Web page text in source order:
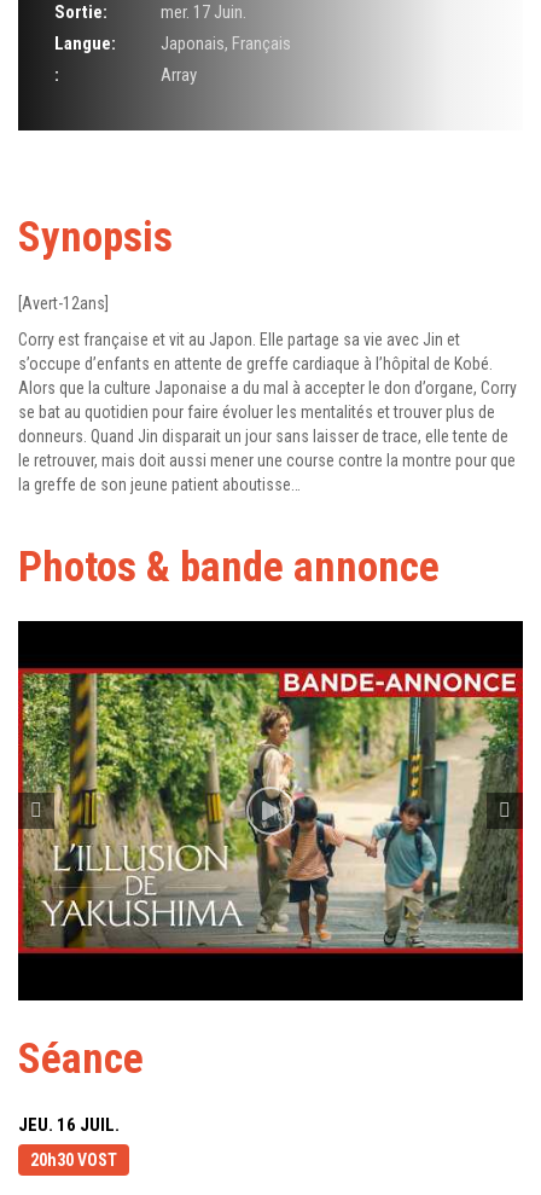
Sortie:
mer. 17 Juin.
Langue:
Japonais, Français
:
Array
Synopsis
[Avert-12ans]
Corry est française et vit au Japon. Elle partage sa vie avec Jin et
s’occupe d’enfants en attente de greffe cardiaque à l’hôpital de Kobé.
Alors que la culture Japonaise a du mal à accepter le don d’organe, Corry
se bat au quotidien pour faire évoluer les mentalités et trouver plus de
donneurs. Quand Jin disparait un jour sans laisser de trace, elle tente de
le retrouver, mais doit aussi mener une course contre la montre pour que
la greffe de son jeune patient aboutisse…
Photos & bande annonce
Séance
JEU. 16 JUIL.
20h30 VOST